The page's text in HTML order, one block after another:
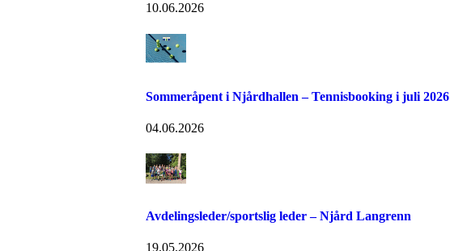
10.06.2026
Sommeråpent i Njårdhallen – Tennisbooking i juli 2026
04.06.2026
Avdelingsleder/sportslig leder – Njård Langrenn
19.05.2026